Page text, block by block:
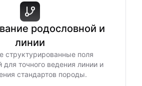
родословной и
линии
структурированные поля
для точного ведения линии и
стандартов породы.